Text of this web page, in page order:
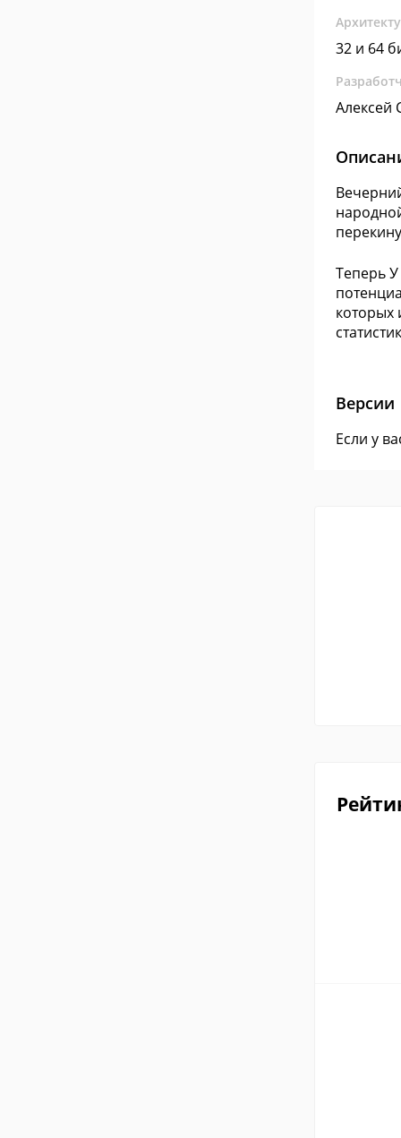
32 и 64
Алексей
Теперь
которых
Версии
Если у